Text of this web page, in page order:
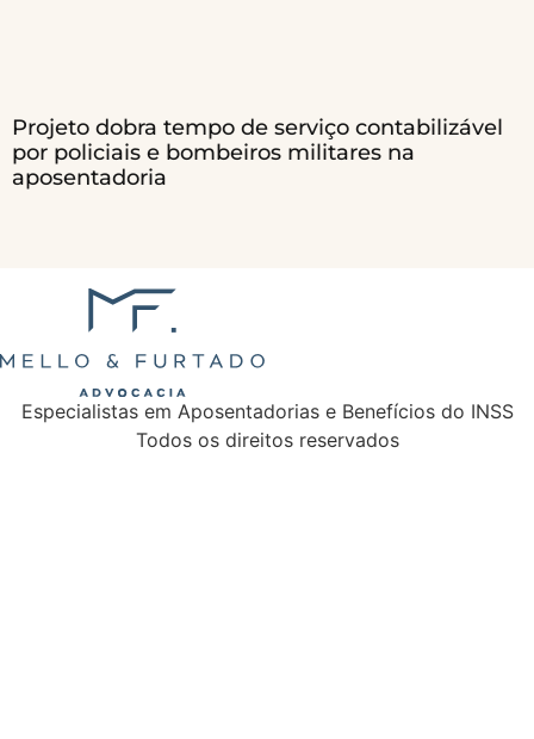
Projeto dobra tempo de serviço contabilizável
por policiais e bombeiros militares na
aposentadoria
Especialistas em Aposentadorias e Benefícios do INSS
Todos os direitos reservados